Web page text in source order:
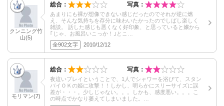
クンニング竹
山(5)
総合： 写真：
あまりにも裸が想像できない感じだったのでそれが逆に燃
え、そんな気持ちを存分に味わいたかったのでしばし楽しく
雑談。 話した感じも悪くなく好印象、と思っていると嬢から
｢じゃ、お風呂いこっか！｣とこ…
全902文字
2010/12/12
モリマン(7)
総合： 写真：
夜這いプレイということで、1人でシャワーを浴びて、スタン
バイＯＫの姫に攻撃！！しかし、明らかにスリーサイズに誤
差が・・・。少しじゃない。。。しかも、感度悪い。。。こ
の時点でかなり萎えてしまいました。…